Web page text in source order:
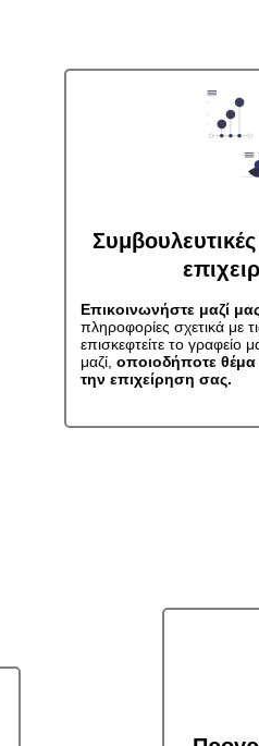
Επικοινωνήστε μαζί
πληροφορίες σχετικά με
επισκεφτείτε το γραφείο
μαζί, οποιοδήποτε
την επιχείρηση σας.